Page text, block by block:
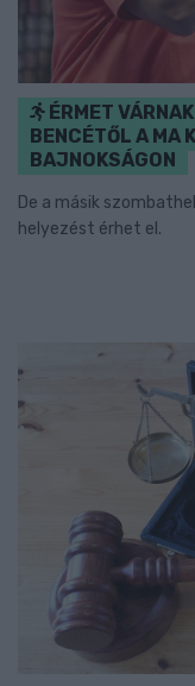
ÉRMET
BENCÉTŐL A MA
BAJNOKSÁGON
De a másik
helyezést érhet el.